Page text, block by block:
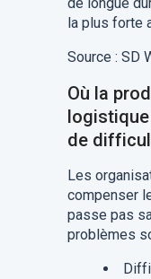
la plus forte
Source : SD
Où la
de
Les
compenser
passe pas
problèmes